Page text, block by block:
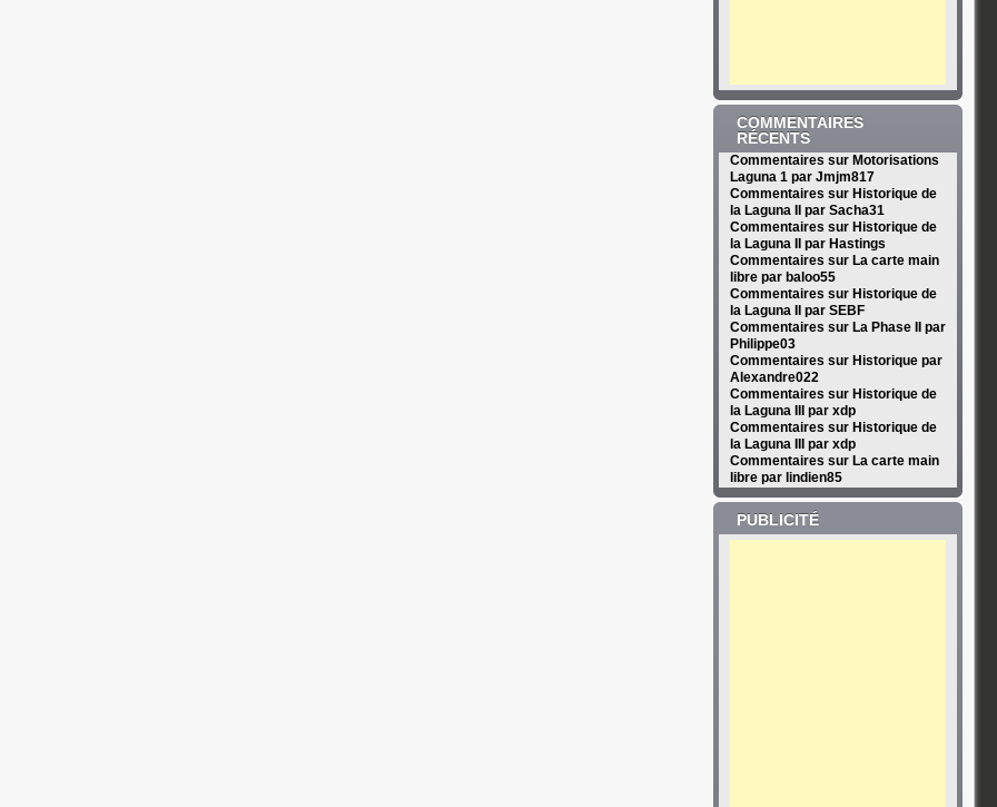
COMMENTAIRES
RÉCENTS
Commentaires sur Motorisations
Laguna 1 par Jmjm817
Commentaires sur Historique de
la Laguna II par Sacha31
Commentaires sur Historique de
la Laguna II par Hastings
Commentaires sur La carte main
libre par baloo55
Commentaires sur Historique de
la Laguna II par SEBF
Commentaires sur La Phase II par
Philippe03
Commentaires sur Historique par
Alexandre022
Commentaires sur Historique de
la Laguna III par xdp
Commentaires sur Historique de
la Laguna III par xdp
Commentaires sur La carte main
libre par lindien85
PUBLICITÉ